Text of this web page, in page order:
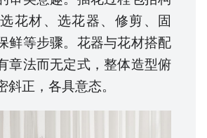
花材、选花器、修剪、固
鲜等步骤。花器与花材搭配
章法而无定式，整体造型俯
正，各具意态。